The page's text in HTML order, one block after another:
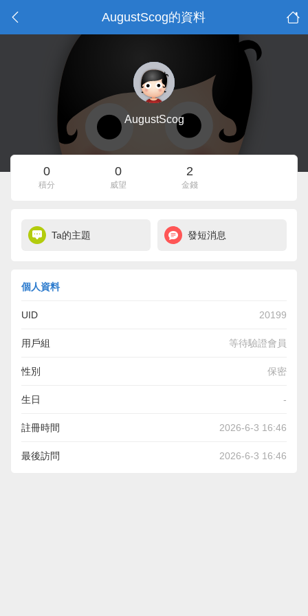
AugustScog的資料
AugustScog
0
積分
0
威望
2
金錢
Ta的主題 發短消息
個人資料
UID 20199
用戶組 等待驗證會員
性別 保密
生日 -
註冊時間 2026-6-3 16:46
最後訪問 2026-6-3 16:46